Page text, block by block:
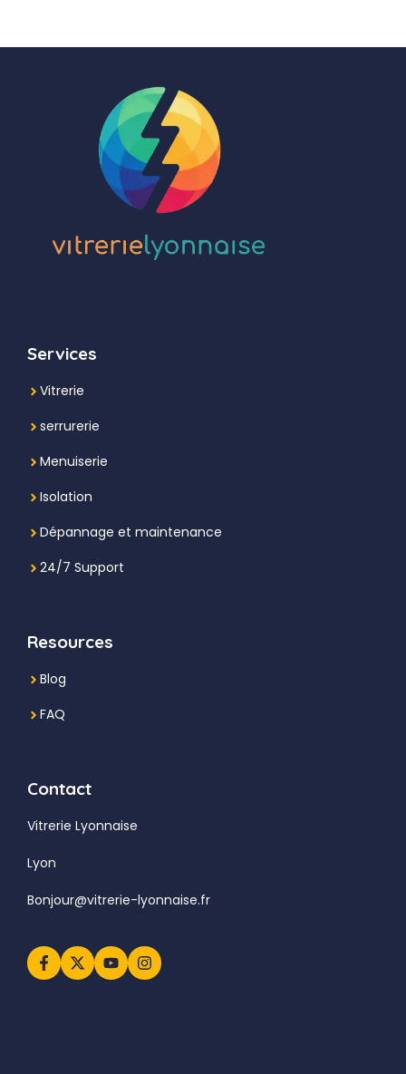
Services
Vitrerie
serrurerie
Menuiserie
Isolation
Dépannage et maintenance
24/7 Support
Resources
Blog
FAQ
Contact
Vitrerie Lyonnaise
Lyon
Bonjour@vitrerie-lyonnaise.fr